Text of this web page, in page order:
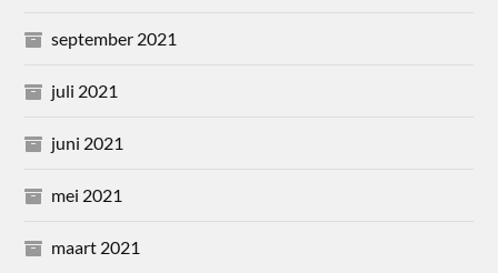
september 2021
juli 2021
juni 2021
mei 2021
maart 2021